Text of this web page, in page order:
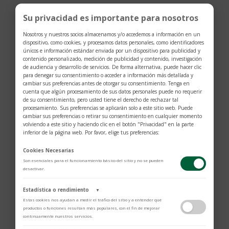
$2.101
Su privacidad es importante para nosotros
Nosotros y nuestros socios almacenamos y/o accedemos a información en un
dispositivo, como cookies, y procesamos datos personales, como identificadores
únicos e información estándar enviada por un dispositivo para publicidad y
contenido personalizado, medición de publicidad y contenido, investigación
de audiencia y desarrollo de servicios. De forma alternativa, puede hacer clic
para denegar su consentimiento o acceder a información más detallada y
cambiar sus preferencias antes de otorgar su consentimiento. Tenga en
cuenta que algún procesamiento de sus datos personales puede no requerir
de su consentimiento, pero usted tiene el derecho de rechazar tal
procesamiento. Sus preferencias se aplicarán solo a este sitio web. Puede
cambiar sus preferencias o retirar su consentimiento en cualquier momento
volviendo a este sitio y haciendo clic en el botón "Privacidad" en la parte
inferior de la página web. Por favor, elige tus preferencias:
Cookies Necesarias
Son esenciales para el funcionamiento básico del sitio y no se pueden
desactivar.
Estadística o rendimiento
▼
Estas cookies nos ayudan a medir el tráfico del sitio y a entender qué
productos o funciones resultan más populares, con el fin de mejorar
continuamente nuestros servicios.